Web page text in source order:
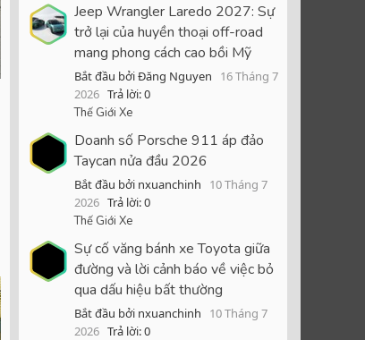
Jeep Wrangler Laredo 2027: Sự
trở lại của huyền thoại off-road
mang phong cách cao bồi Mỹ
Bắt đầu bởi Đăng Nguyen
16 Tháng 7
2026 Trả lời: 0
Thế Giới Xe
Doanh số Porsche 911 áp đảo
Taycan nửa đầu 2026
Bắt đầu bởi nxuanchinh
10 Tháng 7
2026 Trả lời: 0
Thế Giới Xe
Sự cố văng bánh xe Toyota giữa
đường và lời cảnh báo về việc bỏ
qua dấu hiệu bất thường
Bắt đầu bởi nxuanchinh
10 Tháng 7
2026 Trả lời: 0